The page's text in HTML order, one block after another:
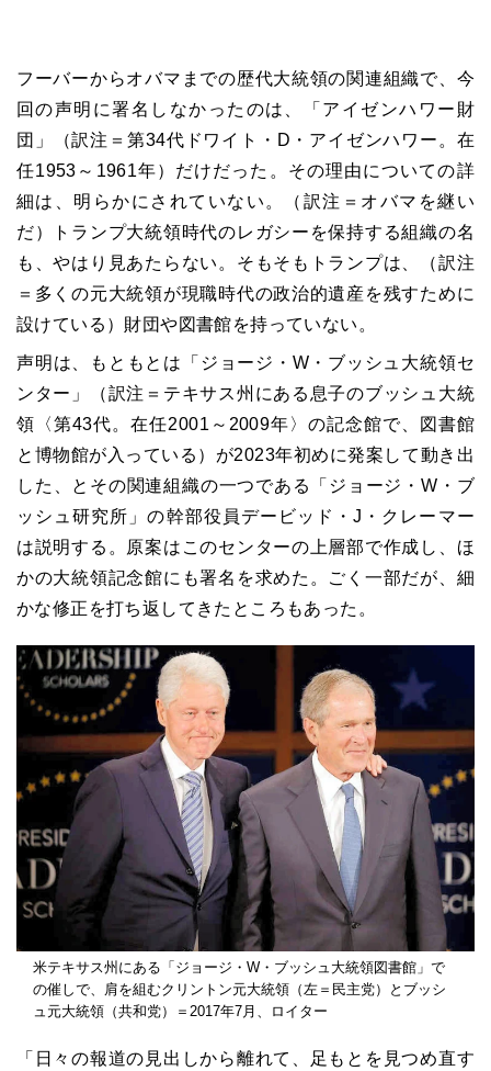
フーバーからオバマまでの歴代大統領の関連組織で、今
回の声明に署名しなかったのは、「アイゼンハワー財
団」（訳注＝第34代ドワイト・D・アイゼンハワー。在
任1953～1961年）だけだった。その理由についての詳
細は、明らかにされていない。（訳注＝オバマを継い
だ）トランプ大統領時代のレガシーを保持する組織の名
も、やはり見あたらない。そもそもトランプは、（訳注
＝多くの元大統領が現職時代の政治的遺産を残すために
設けている）財団や図書館を持っていない。
声明は、もともとは「ジョージ・W・ブッシュ大統領セ
ンター」（訳注＝テキサス州にある息子のブッシュ大統
領〈第43代。在任2001～2009年〉の記念館で、図書館
と博物館が入っている）が2023年初めに発案して動き出
した、とその関連組織の一つである「ジョージ・W・ブ
ッシュ研究所」の幹部役員デービッド・J・クレーマー
は説明する。原案はこのセンターの上層部で作成し、ほ
かの大統領記念館にも署名を求めた。ごく一部だが、細
かな修正を打ち返してきたところもあった。
米テキサス州にある「ジョージ・W・ブッシュ大統領図書館」で
の催しで、肩を組むクリントン元大統領（左＝民主党）とブッシ
ュ元大統領（共和党）＝2017年7月、ロイター
「日々の報道の見出しから離れて、足もとを見つめ直す